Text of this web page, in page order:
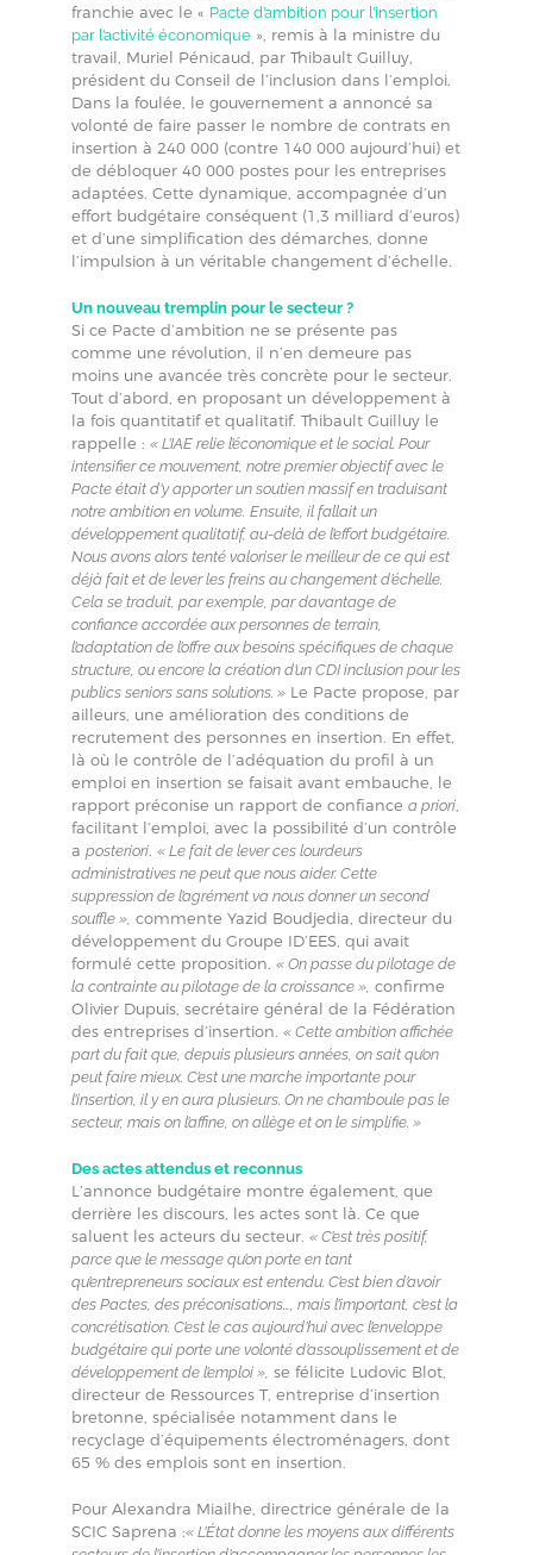
franchie avec le « Pacte d’ambition pour l’insertion
par l’activité économique », remis à la ministre du
travail, Muriel Pénicaud, par Thibault Guilluy,
président du Conseil de l’inclusion dans l’emploi.
Dans la foulée, le gouvernement a annoncé sa
volonté de faire passer le nombre de contrats en
insertion à 240 000 (contre 140 000 aujourd’hui) et
de débloquer 40 000 postes pour les entreprises
adaptées. Cette dynamique, accompagnée d’un
effort budgétaire conséquent (1,3 milliard d’euros)
et d’une simplification des démarches, donne
l’impulsion à un véritable changement d’échelle.
Un nouveau tremplin pour le secteur ?
Si ce Pacte d’ambition ne se présente pas
comme une révolution, il n’en demeure pas
moins une avancée très concrète pour le secteur.
Tout d’abord, en proposant un développement à
la fois quantitatif et qualitatif. Thibault Guilluy le
rappelle : « L’IAE relie l’économique et le social. Pour
intensifier ce mouvement, notre premier objectif avec le
Pacte était d’y apporter un soutien massif en traduisant
notre ambition en volume. Ensuite, il fallait un
développement qualitatif, au-delà de l’effort budgétaire.
Nous avons alors tenté valoriser le meilleur de ce qui est
déjà fait et de lever les freins au changement d’échelle.
Cela se traduit, par exemple, par davantage de
confiance accordée aux personnes de terrain,
l’adaptation de l’offre aux besoins spécifiques de chaque
structure, ou encore la création d’un CDI inclusion pour les
publics seniors sans solutions. » Le Pacte propose, par
ailleurs, une amélioration des conditions de
recrutement des personnes en insertion. En effet,
là où le contrôle de l’adéquation du profil à un
emploi en insertion se faisait avant embauche, le
rapport préconise un rapport de confiance a priori
facilitant l’emploi, avec la possibilité d’un contrôle
a posteriori « Le fait de lever ces lourdeurs
administratives ne peut que nous aider. Cette
suppression de l’agrément va nous donner un second
souffle », commente Yazid Boudjedia, directeur du
développement du Groupe ID’EES, qui avait
formulé cette proposition. « On passe du pilotage de
la contrainte au pilotage de la croissance », confirme
Olivier Dupuis, secrétaire général de la Fédération
des entreprises d’insertion. « Cette ambition affichée
part du fait que, depuis plusieurs années, on sait qu’on
peut faire mieux. C’est une marche importante pour
l’insertion, il y en aura plusieurs. On ne chamboule pas le
secteur, mais on l’affine, on allège et on le simplifie. »
Des actes attendus et reconnus
L’annonce budgétaire montre également, que
derrière les discours, les actes sont là. Ce que
saluent les acteurs du secteur. « C’est très positif,
parce que le message qu’on porte en tant
qu’entrepreneurs sociaux est entendu. C’est bien d’avoir
des Pactes, des préconisations…, mais l’important, c’est la
concrétisation. C’est le cas aujourd’hui avec l’enveloppe
budgétaire qui porte une volonté d’assouplissement et de
développement de l’emploi », se félicite Ludovic Blot,
directeur de Ressources T, entreprise d’insertion
bretonne, spécialisée notamment dans le
recyclage d’équipements électroménagers, dont
65 % des emplois sont en insertion.
Pour Alexandra Miailhe, directrice générale de la
SCIC Saprena :« L’État donne les moyens aux différents